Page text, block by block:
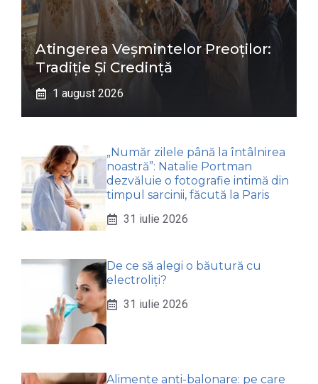
Atingerea Veșmintelor Preoților:
Tradiție Și Credință
1 august 2026
„Număr zilele până la întâlnirea
noastră”: Natalie Portman
dezvăluie o fotografie intimă din
timpul sarcinii, făcută la Paris
31 iulie 2026
De ce să alegi o băutură cu
electroliți?
31 iulie 2026
Alimente anti-balonare: pe care